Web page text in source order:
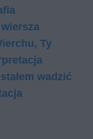
Ty
wadzić